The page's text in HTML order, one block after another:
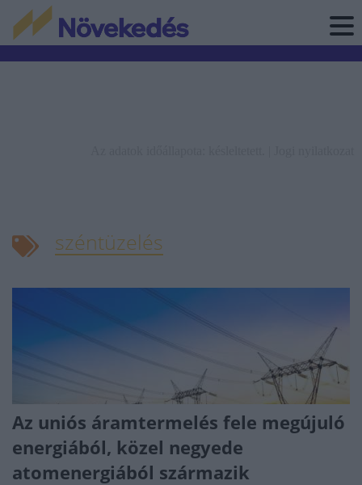
széntüzelés
Az uniós áramtermelés fele megújuló
energiából, közel negyede
atomenergiából származik